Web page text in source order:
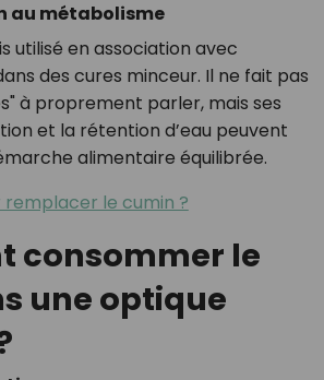
au métabolisme
utilisé en association avec
des cures minceur. Il ne fait pas
à proprement parler, mais ses
et la rétention d’eau peuvent
alimentaire équilibrée.
le cumin ?
consommer le
une optique